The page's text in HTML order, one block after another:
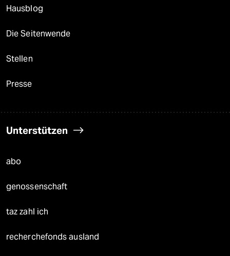
Hausblog
Die Seitenwende
Stellen
Presse
Unterstützen
abo
genossenschaft
taz zahl ich
recherchefonds ausland